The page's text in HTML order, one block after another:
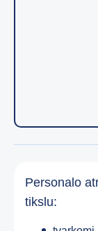
Personalo
tikslu: